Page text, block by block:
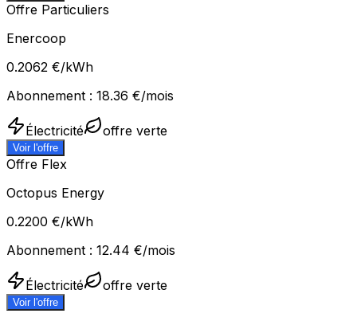
Offre Particuliers
Enercoop
0.2062 €/kWh
Abonnement : 18.36 €/mois
Électricité offre verte
Voir l'offre
Offre Flex
Octopus Energy
0.2200 €/kWh
Abonnement : 12.44 €/mois
Électricité offre verte
Voir l'offre